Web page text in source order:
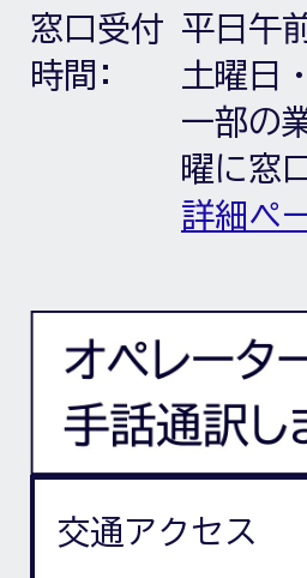
窓口受付
時間:
平日午
土曜日
一部の
曜に窓
詳細ペ
交通アクセス